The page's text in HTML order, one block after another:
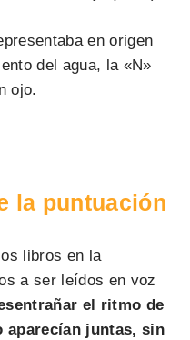
en origen
del agua, la «N»
ojo.
la puntuación
libros en la
a ser leídos en voz
el ritmo de
aparecían juntas, sin